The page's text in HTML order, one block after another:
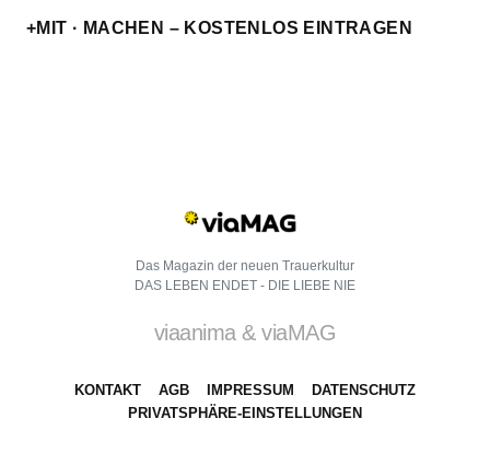
+MIT · MACHEN – KOSTENLOS EINTRAGEN
Das Magazin der neuen Trauerkultur
DAS LEBEN ENDET - DIE LIEBE NIE
viaanima & viaMAG
KONTAKT AGB IMPRESSUM
DATENSCHUTZ
PRIVATSPHÄRE-EINSTELLUNGEN